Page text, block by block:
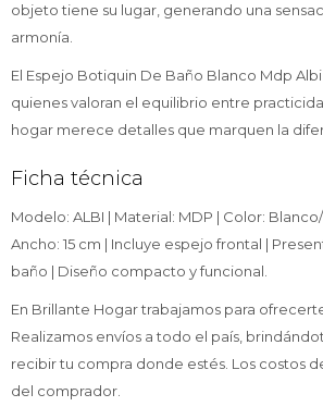
objeto tiene su lugar, generando una
armonía.
El Espejo Botiquin De Baño Blanco Mdp
quienes valoran el equilibrio entre
hogar merece detalles que marquen la
Ficha técnica
Modelo: ALBI | Material: MDP | Color: Blanco/
Ancho: 15 cm | Incluye espejo frontal |
baño | Diseño compacto y funcional.
En Brillante Hogar trabajamos para
Realizamos envíos a todo el país,
recibir tu compra donde estés. Los costos
del comprador.